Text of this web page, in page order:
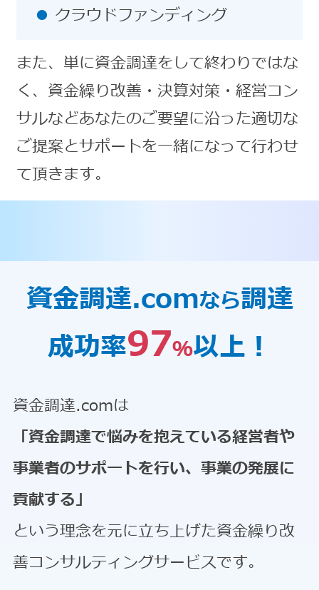
クラウドファンディング
また、単に資金調達をして終わりではな
く、資金繰り改善・決算対策・経営コン
サルなどあなたのご要望に沿った適切な
ご提案とサポートを一緒になって行わせ
て頂きます。
資金調達.comなら調達
成功率97％以上！
資金調達.comは
「資金調達で悩みを抱えている経営者や
事業者のサポートを行い、事業の発展に
貢献する」
という理念を元に立ち上げた資金繰り改
善コンサルティングサービスです。